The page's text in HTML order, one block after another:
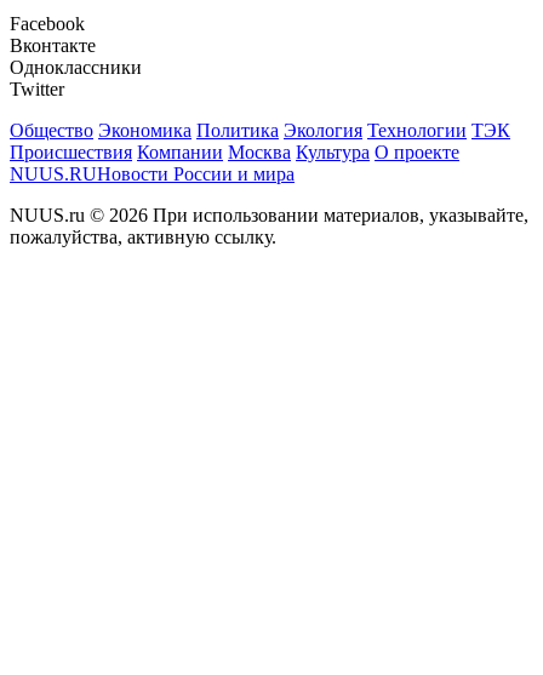
Facebook
Вконтакте
Одноклассники
Twitter
Общество Экономика Политика Экология Технологии ТЭК
Происшествия Компании Москва Культура О проекте
NUUS.RUНовости России и мира
NUUS.ru © 2026 При использовании материалов, указывайте,
пожалуйства, активную ссылку.